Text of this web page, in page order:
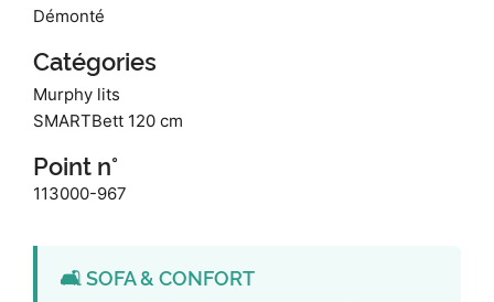
Démonté
Catégories
Murphy lits
SMARTBett 120 cm
Point n°
113000-967
🛋️ SOFA & CONFORT